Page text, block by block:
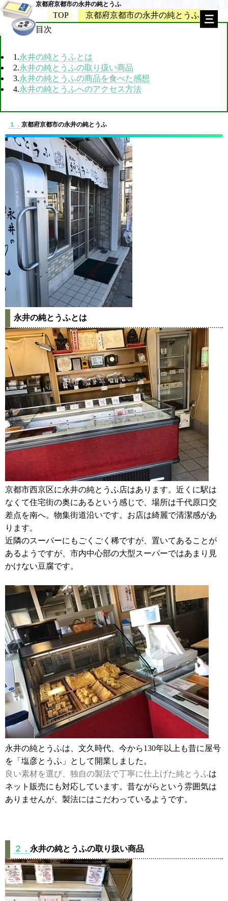
京都府京都市の永井の純とうふ
TOP
京都府京都市の永井の純とうふ
目次
1.永井の純とうふとは
2.永井の純とうふの取り扱い商品
3.永井の純とうふの商品を食べた感想
4.永井の純とうふへのアクセス方法
１． 京都府京都市の永井の純とうふ
永井の純とうふとは
京都市西京区に永井の純とうふ店はあります。近くに駅は
なくて住宅街の奥にあるという感じで、場所は千代原口交
差点を南へ。物集街道沿いです。お店は綺麗で清潔感があ
ります。
近隣のスーパーにもごくごく稀ですが、置いてあることが
あるようですが、市内中心部の大型スーパーではあまり見
かけない豆腐です。
永井の純とうふは、文久時代、今から130年以上も昔に屋号
を「塩彦とうふ」として開業しました。
良い素材を選び、独自の製法で丁寧に仕上げた純とうふは
ネット販売にも対応しています。昔ながらという雰囲気は
ありませんが、製法にはこだわっているようです。
２． 永井の純とうふの取り扱い商品